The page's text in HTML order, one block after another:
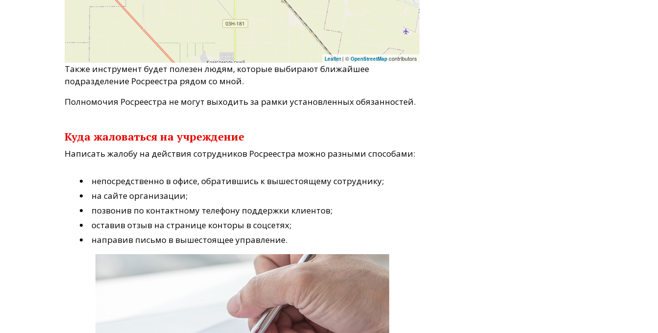
Leaflet | © OpenStreetMap contributors
Также инструмент будет полезен людям, которые выбирают ближайшее
подразделение Росреестра рядом со мной.
Полномочия Росреестра не могут выходить за рамки установленных обязанностей.
Куда жаловаться на учреждение
Написать жалобу на действия сотрудников Росреестра можно разными способами:
непосредственно в офисе, обратившись к вышестоящему сотруднику;
на сайте организации;
позвонив по контактному телефону поддержки клиентов;
оставив отзыв на странице конторы в соцсетях;
направив письмо в вышестоящее управление.